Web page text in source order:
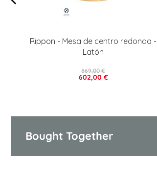
Rippon - Mesa de centro redonda -
Latón
602,00 €
869,00 €
Bought Together